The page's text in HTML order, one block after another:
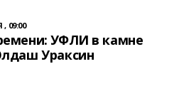
09:00
УФЛИ в камне
Ураксин